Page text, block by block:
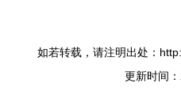
如若转载，请注明出处：
更新时间